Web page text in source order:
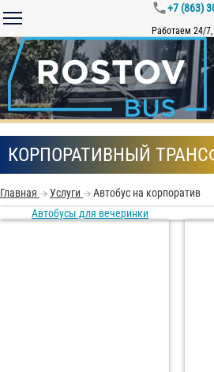
+7 (863)
Работаем 24/7,
КОРПОРАТИВНЫЙ
Главная Услуги
Автобус на корпоратив
Автобусы для вечеринки